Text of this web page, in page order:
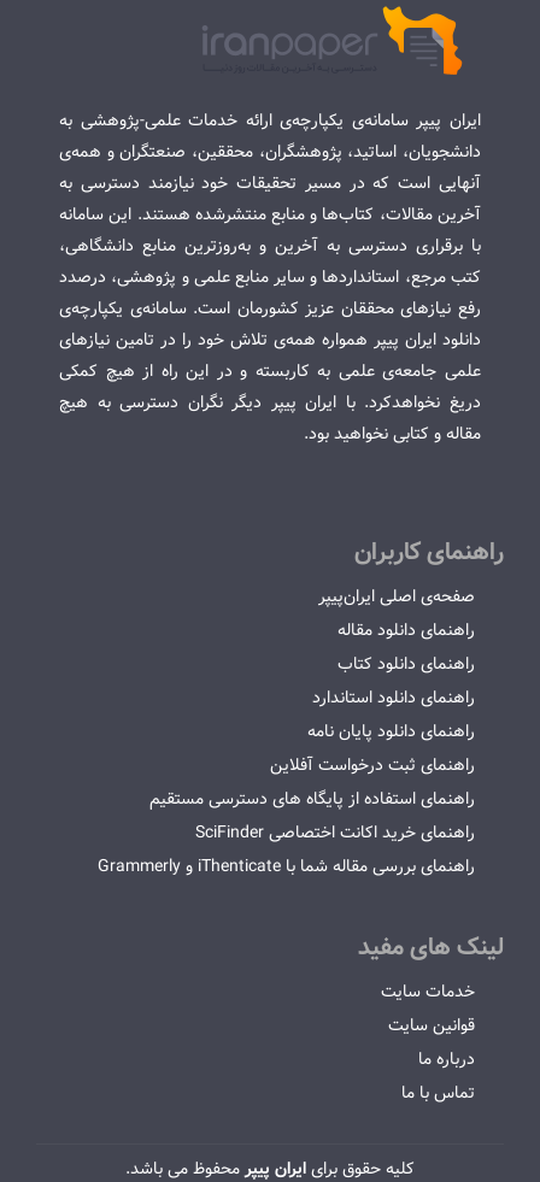
ایران پیپر سامانه‌ی یکپارچه‌ی ارائه خدمات علمی-پژوهشی به
دانشجویان، اساتید، پژوهشگران، محققین، صنعتگران و همه‌ی
آنهایی است که در مسیر تحقیقات خود نیازمند دسترسی به
آخرین مقالات، کتاب‌ها و منابع منتشرشده هستند. این سامانه
با برقراری دسترسی به آخرین و به‌روزترین منابع دانشگاهی،
کتب مرجع، استانداردها و سایر منابع علمی و پژوهشی، درصدد
رفع نیازهای محققان عزیز کشورمان است. سامانه‌ی یکپارچه‌ی
دانلود ایران پیپر همواره همه‌ی تلاش خود را در تامین نیازهای
علمی جامعه‌ی علمی به کاربسته و در این راه از هیچ کمکی
دریغ نخواهدکرد. با ایران پیپر دیگر نگران دسترسی به هیچ
مقاله و کتابی نخواهید بود.
راهنمای کاربران
صفحه‌ی اصلی ایران‌پیپر
راهنمای دانلود مقاله
راهنمای دانلود کتاب
راهنمای دانلود استاندارد
راهنمای دانلود پایان نامه
راهنمای ثبت درخواست آفلاین
راهنمای استفاده از پایگاه های دسترسی مستقیم
راهنمای خرید اکانت اختصاصی SciFinder
راهنمای بررسی مقاله شما با iThenticate و Grammerly
لینک های مفید
خدمات سایت
قوانین سایت
درباره ما
تماس با ما
کلیه حقوق برایایران پیپرمحفوظ می باشد.